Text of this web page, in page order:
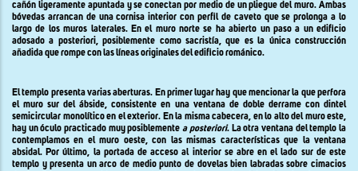
cañón ligeramente apuntada y se conectan por medio de un pliegue del muro. Ambas
bóvedas arrancan de una cornisa interior con perfil de caveto que se prolonga a lo
largo de los muros laterales. En el muro norte se ha abierto un paso a un edificio
adosado a posteriori, posiblemente como sacristía, que es la única construcción
añadida que rompe con las líneas originales del edificio románico.
El templo presenta varias aberturas. En primer lugar hay que mencionar la que perfora
el muro sur del ábside, consistente en una ventana de doble derrame con dintel
semicircular monolítico en el exterior. En la misma cabecera, en lo alto del muro este,
hay un óculo practicado muy posiblementea posteriori. La otra ventana del templo la
contemplamos en el muro oeste, con las mismas características que la ventana
absidal. Por último, la portada de acceso al interior se abre en el lado sur de este
templo y presenta un arco de medio punto de dovelas bien labradas sobre cimacios